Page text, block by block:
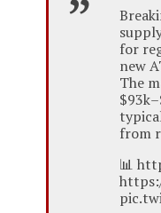
for
new
The
from
📊